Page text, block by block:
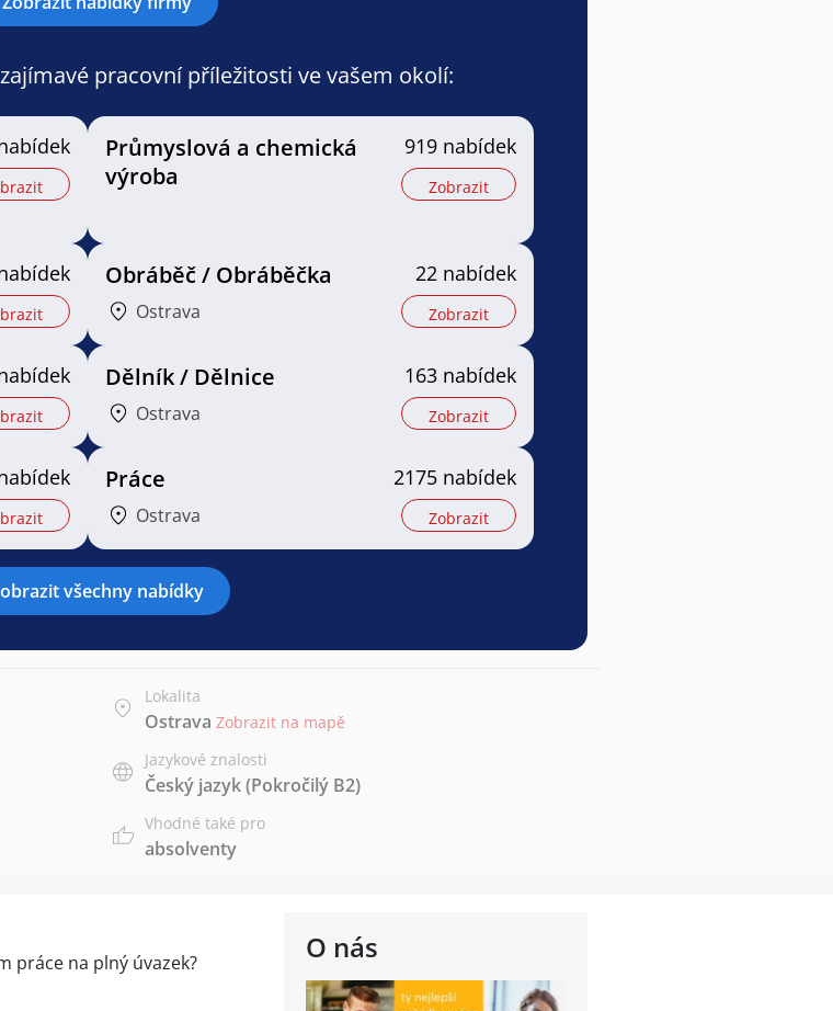
pracovní příležitosti ve vašem okolí:
Průmyslová a chemická
výroba
919 nabídek
Zobrazit
Obráběč / Obráběčka
Ostrava
22 nabídek
Zobrazit
Dělník / Dělnice
Ostrava
163 nabídek
Zobrazit
Práce
Ostrava
2175 nabídek
Zobrazit
všechny nabídky
Lokalita
Ostrava Zobrazit na mapě
Jazykové znalosti
Český jazyk(Pokročilý B2)
Vhodné také pro
absolventy
O nás
práce na plný úvazek?